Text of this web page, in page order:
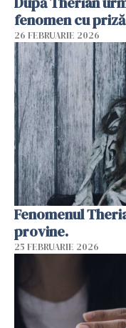
fenomen cu
26 FEBRUARIE 2026
Fenomenul
provine.
25 FEBRUARIE 2026